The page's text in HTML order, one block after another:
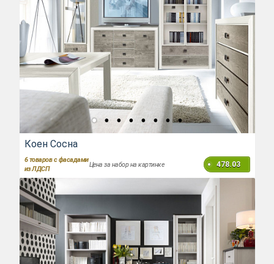
Коен Сосна
6 товаров с фасадами
из ЛДСП
Цена за набор на картинке 478.03